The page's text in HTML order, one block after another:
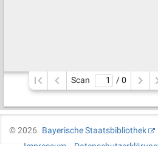
Scan / 0
©2026
Bayerische Staatsbibliothek